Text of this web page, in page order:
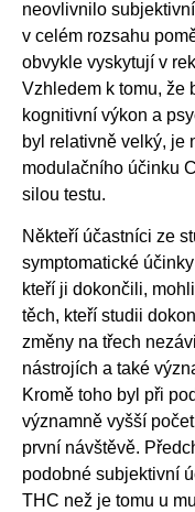
neovlivnilo
v celém rozsahu
obvykle vyskytují v
Vzhledem k tomu, že
kognitivní výkon a
byl relativně velký, je
modulačního účinku
silou testu.
Někteří účastníci ze
symptomatické
kteří ji dokončili,
těch, kteří studii
změny na třech
nástrojích a také
Kromě toho byl při
významně vyšší
první návštěvě.
podobné subjektivní
THC než je tomu u